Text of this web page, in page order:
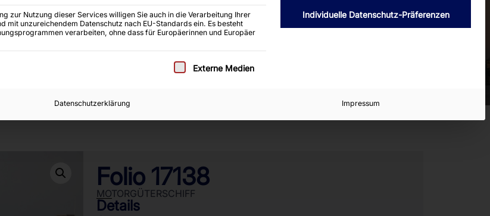
Folio 17138
MOTORGÜTERSCHIFF
Details
zur Nutzung dieser Services willigen Sie auch in die Verarbeitung Ihrer
mit unzureichendem Datenschutz nach EU-Standards ein. Es besteht
verarbeiten, ohne dass für Europäerinnen und Europäer
erteilt werden kann. Die erste Service-Gruppe ist essenziell und kann nicht
Externe Medien
Individuelle Datenschutz-Präferenzen
Datenschutzerklärung Impressum